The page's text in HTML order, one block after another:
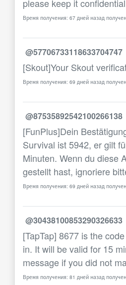
please keep it
Время получения: 67 дней назад
@57706733118633704747
[Skout]Your Skout
Время получения: 69 дней назад
@87535892542100266138
[FunPlus]Dein
Survival ist 5942, er gilt
Minuten. Wenn du diese
gestellt hast, ignoriere
Время получения: 69 дней назад
@30438100853290326633
[TapTap] 8677 is the
in. It will be valid for 15
message if you did not
Время получения: 81 дней назад